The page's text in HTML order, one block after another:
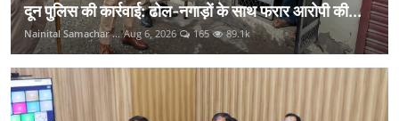
दून पुलिस की कार्रवाई: ढोल-नगाड़ों के साथ फरार आरोपी की...
Nainital Samachar ... Aug 6, 2026 165 89.1k